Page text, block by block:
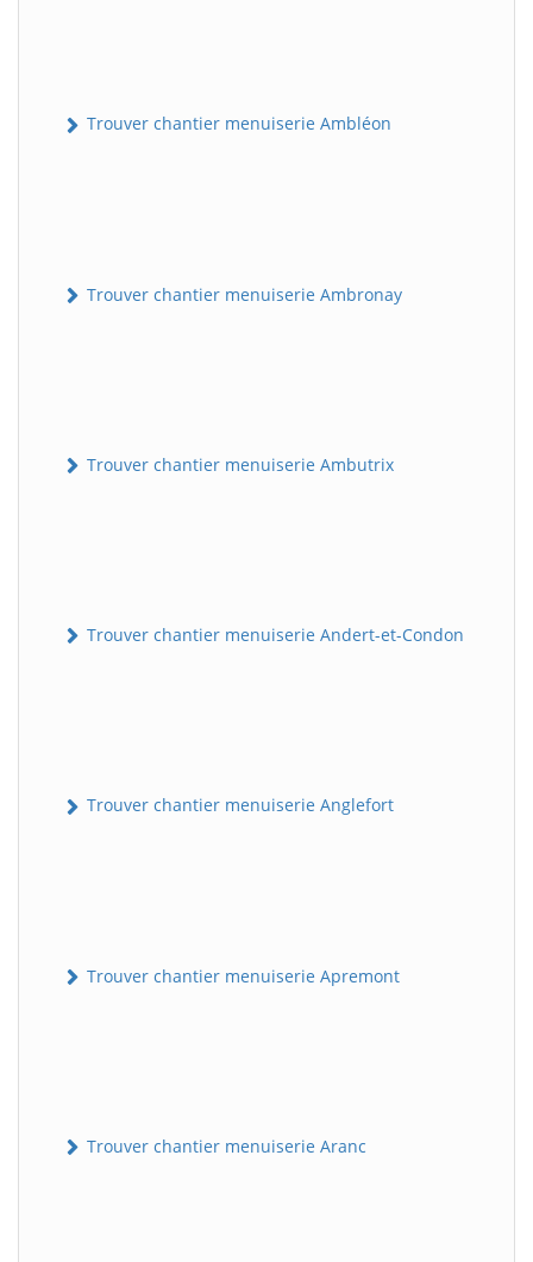
Trouver chantier menuiserie Ambléon
Trouver chantier menuiserie Ambronay
Trouver chantier menuiserie Ambutrix
Trouver chantier menuiserie Andert-et-Condon
Trouver chantier menuiserie Anglefort
Trouver chantier menuiserie Apremont
Trouver chantier menuiserie Aranc